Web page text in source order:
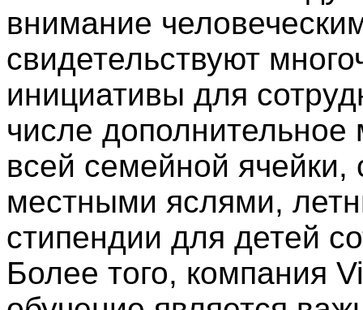
внимание
свидетельствуют
инициативы для
числе
всей семейной
местными яслями,
стипендии для детей
Более того, компания